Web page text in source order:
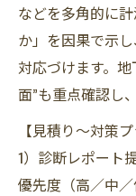
などを多角的に
か」を因果で示
対応づけます。
面”も重点確認し
【見積り〜対策
1）診断レポート
優先度（高／中／